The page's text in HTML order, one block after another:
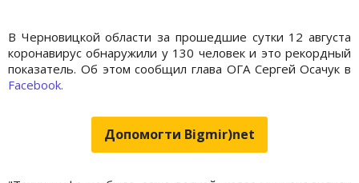
В Черновицкой области за прошедшие сутки 12 августа
коронавирус обнаружили у 130 человек и это рекордный
показатель. Об этом сообщил глава ОГА Сергей Осачук в
Facebook.
Допомогти Bigmir)net